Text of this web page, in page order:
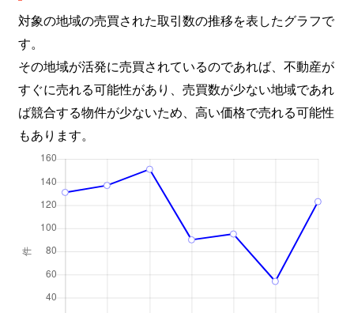
対象の地域の売買された取引数の推移を表したグラフで
す。
その地域が活発に売買されているのであれば、不動産が
すぐに売れる可能性があり、売買数が少ない地域であれ
ば競合する物件が少ないため、高い価格で売れる可能性
もあります。